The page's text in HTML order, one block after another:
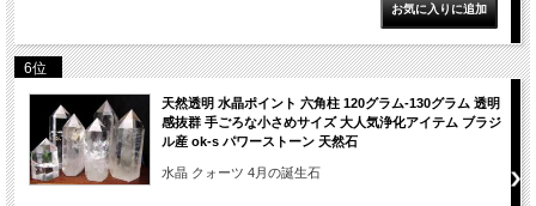
6位
天然透明 水晶ポイント 六角柱 120グラム-130グラム 透明
感抜群 手ごろな小さめサイズ 大人気浄化アイテム ブラジ
ル産 ok-s パワーストーン 天然石
水晶 クォーツ 4月の誕生石